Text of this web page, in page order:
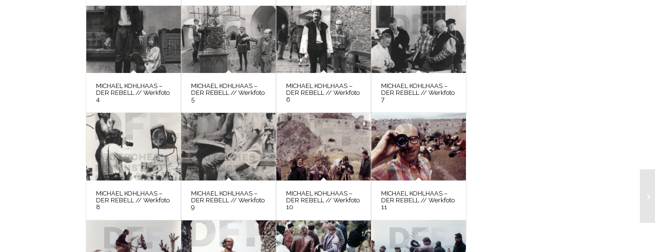
MICHAEL KOHLHAAS –
DER REBELL // Werkfoto
4
MICHAEL KOHLHAAS –
DER REBELL // Werkfoto
5
MICHAEL KOHLHAAS –
DER REBELL // Werkfoto
6
MICHAEL KOHLHAAS –
DER REBELL // Werkfoto
7
MICHAEL KOHLHAAS –
DER REBELL // Werkfoto
8
MICHAEL KOHLHAAS –
DER REBELL // Werkfoto
9
MICHAEL KOHLHAAS –
DER REBELL // Werkfoto
10
MICHAEL KOHLHAAS –
DER REBELL // Werkfoto
11